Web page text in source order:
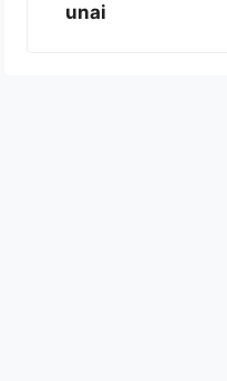
unai